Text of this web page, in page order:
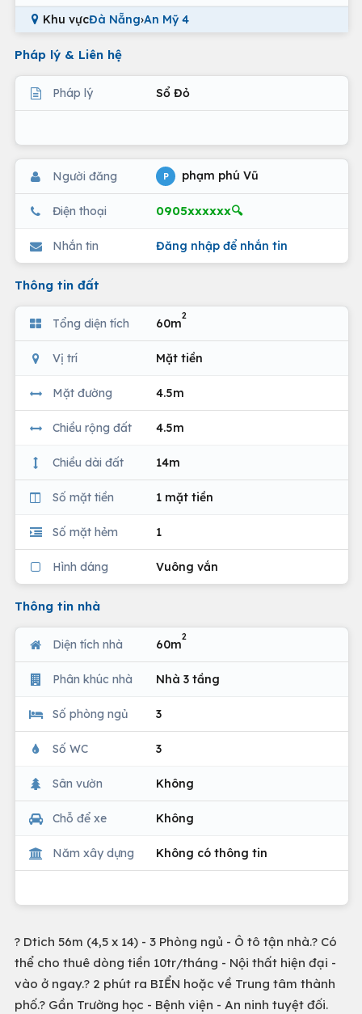
Khu vựcĐà Nẵng›An Mỹ 4
Pháp lý & Liên hệ
Pháp lý Sổ Đỏ
Người đăng P phạm phú Vũ
Điện thoại 0905xxxxxx🔍
Nhắn tin Đăng nhập để nhắn tin
Thông tin đất
Tổng diện tích 60m
2
Vị trí Mặt tiền
Mặt đường 4.5m
Chiều rộng đất 4.5m
Chiều dài đất 14m
Số mặt tiền 1 mặt tiền
Số mặt hẻm 1
Hình dáng Vuông vắn
Thông tin nhà
Diện tích nhà 60m
2
Phân khúc nhà Nhà 3 tầng
Số phòng ngủ 3
Số WC 3
Sân vườn Không
Chỗ để xe Không
Năm xây dựng Không có thông tin
? Dtich 56m (4,5 x 14) - 3 Phòng ngủ - Ô tô tận nhà.? Có
thể cho thuê dòng tiền 10tr/tháng - Nội thất hiện đại -
vào ở ngay.? 2 phút ra BIỂN hoặc về Trung tâm thành
phố.? Gần Trường học - Bệnh viện - An ninh tuyệt đối.